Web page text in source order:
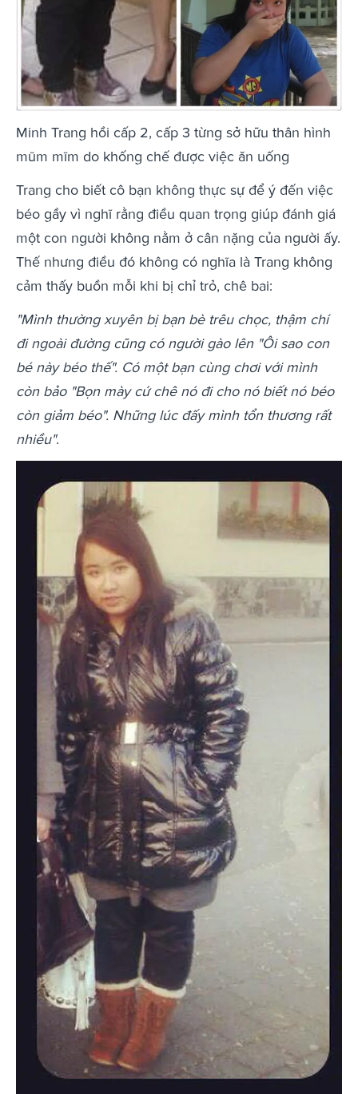
Minh Trang hồi cấp 2, cấp 3 từng sở hữu thân hình
mũm mĩm do khống chế được việc ăn uống
Trang cho biết cô bạn không thực sự để ý đến việc
béo gầy vì nghĩ rằng điều quan trọng giúp đánh giá
một con người không nằm ở cân nặng của người ấy.
Thế nhưng điều đó không có nghĩa là Trang không
cảm thấy buồn mỗi khi bị chỉ trỏ, chê bai:
"Mình thường xuyên bị bạn bè trêu chọc, thậm chí
đi ngoài đường cũng có người gào lên "Ôi sao con
bé này béo thế". Có một bạn cùng chơi với mình
còn bảo "Bọn mày cứ chê nó đi cho nó biết nó béo
còn giảm béo". Những lúc đấy mình tổn thương rất
nhiều".